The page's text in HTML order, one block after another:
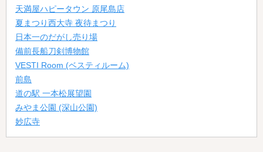
天満屋ハピータウン 原尾島店
夏まつり西大寺 夜待まつり
日本一のだがし売り場
備前長船刀剣博物館
VESTI Room (ベスティルーム)
前島
道の駅 一本松展望園
みやま公園 (深山公園)
妙広寺